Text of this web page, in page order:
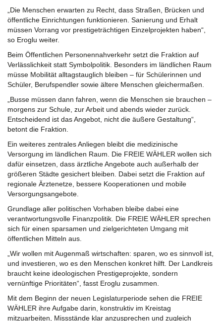
„Die Menschen erwarten zu Recht, dass Straßen, Brücken und
öffentliche Einrichtungen funktionieren. Sanierung und Erhalt
müssen Vorrang vor prestigeträchtigen Einzelprojekten haben“,
so Eroglu weiter.
Beim Öffentlichen Personennahverkehr setzt die Fraktion auf
Verlässlichkeit statt Symbolpolitik. Besonders im ländlichen Raum
müsse Mobilität alltagstauglich bleiben – für Schülerinnen und
Schüler, Berufspendler sowie ältere Menschen gleichermaßen.
„Busse müssen dann fahren, wenn die Menschen sie brauchen –
morgens zur Schule, zur Arbeit und abends wieder zurück.
Entscheidend ist das Angebot, nicht die äußere Gestaltung“,
betont die Fraktion.
Ein weiteres zentrales Anliegen bleibt die medizinische
Versorgung im ländlichen Raum. Die FREIE WÄHLER wollen sich
dafür einsetzen, dass ärztliche Angebote auch außerhalb der
größeren Städte gesichert bleiben. Dabei setzt die Fraktion auf
regionale Ärztenetze, bessere Kooperationen und mobile
Versorgungsangebote.
Grundlage aller politischen Vorhaben bleibe dabei eine
verantwortungsvolle Finanzpolitik. Die FREIE WÄHLER sprechen
sich für einen sparsamen und zielgerichteten Umgang mit
öffentlichen Mitteln aus.
„Wir wollen mit Augenmaß wirtschaften: sparen, wo es sinnvoll ist,
und investieren, wo es den Menschen konkret hilft. Der Landkreis
braucht keine ideologischen Prestigeprojekte, sondern
vernünftige Prioritäten“, fasst Eroglu zusammen.
Mit dem Beginn der neuen Legislaturperiode sehen die FREIE
WÄHLER ihre Aufgabe darin, konstruktiv im Kreistag
mitzuarbeiten, Missstände klar anzusprechen und zugleich